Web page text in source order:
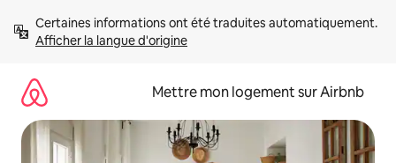
directement
Afficher la langue d'origine
Mettre mon logement sur Airbnb